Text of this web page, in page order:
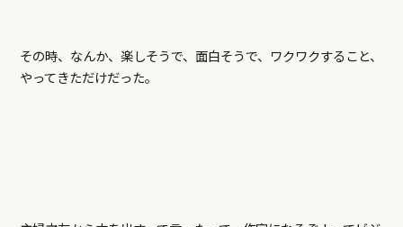
その時、なんか、楽しそうで、面白そうで、ワクワクすること、
やってきただけだった。